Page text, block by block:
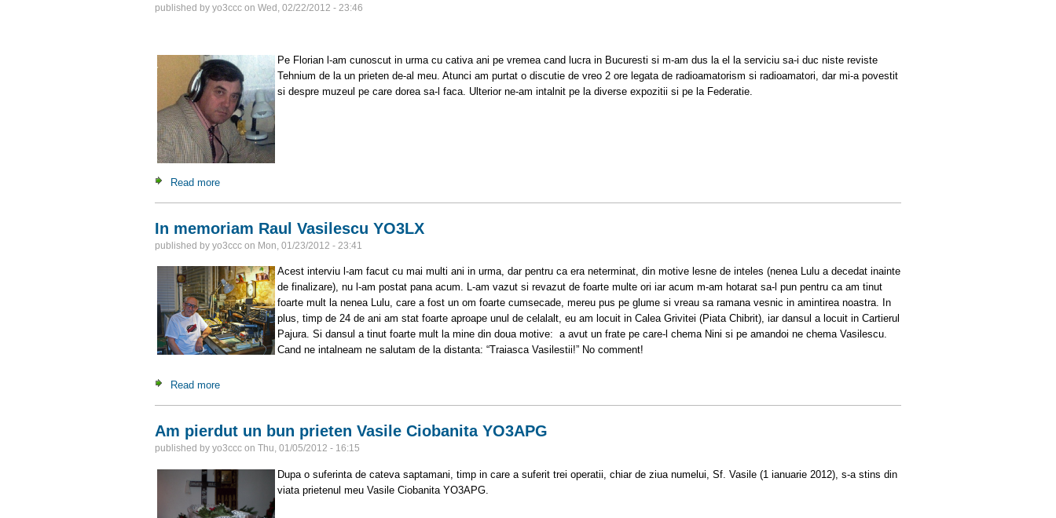
published by yo3ccc on Wed, 02/22/2012 - 23:46
Pe Florian l-am cunoscut in urma cu cativa ani pe vremea cand lucra in Bucuresti si m-am dus la el la serviciu sa-i duc niste reviste
Tehnium de la un prieten de-al meu. Atunci am purtat o discutie de vreo 2 ore legata de radioamatorism si radioamatori, dar mi-a povestit
si despre muzeul pe care dorea sa-l faca. Ulterior ne-am intalnit pe la diverse expozitii si pe la Federatie.
Read more
In memoriam Raul Vasilescu YO3LX
published by yo3ccc on Mon, 01/23/2012 - 23:41
Acest interviu l-am facut cu mai multi ani in urma, dar pentru ca era neterminat, din motive lesne de inteles (nenea Lulu a decedat inainte
de finalizare), nu l-am postat pana acum. L-am vazut si revazut de foarte multe ori iar acum m-am hotarat sa-l pun pentru ca am tinut
foarte mult la nenea Lulu, care a fost un om foarte cumsecade, mereu pus pe glume si vreau sa ramana vesnic in amintirea noastra. In
plus, timp de 24 de ani am stat foarte aproape unul de celalalt, eu am locuit in Calea Grivitei (Piata Chibrit), iar dansul a locuit in Cartierul
Pajura. Si dansul a tinut foarte mult la mine din doua motive: a avut un frate pe care-l chema Nini si pe amandoi ne chema Vasilescu.
Cand ne intalneam ne salutam de la distanta: “Traiasca Vasilestii!” No comment!
Read more
Am pierdut un bun prieten Vasile Ciobanita YO3APG
published by yo3ccc on Thu, 01/05/2012 - 16:15
Dupa o suferinta de cateva saptamani, timp in care a suferit trei operatii, chiar de ziua numelui, Sf. Vasile (1 ianuarie 2012), s-a stins din
viata prietenul meu Vasile Ciobanita YO3APG.